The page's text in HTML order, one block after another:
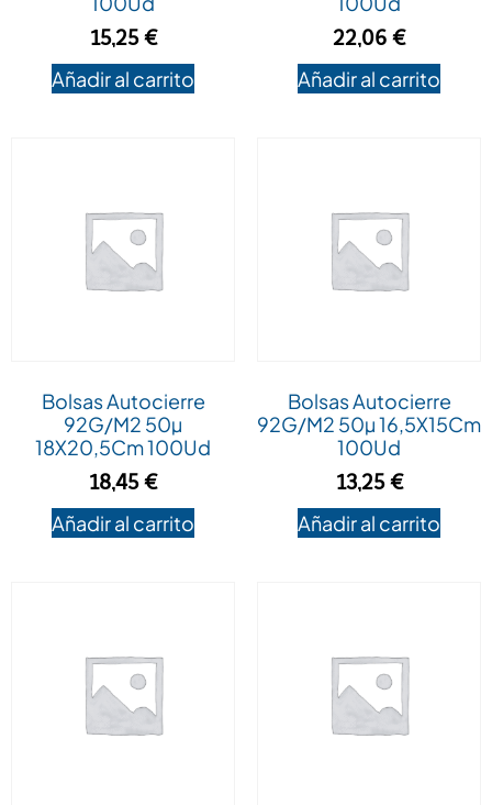
15,25€
Añadir al carrito
22,06 €
Añadir al carrito
Bolsas Autocierre
92G/M2 50µ
18X20,5Cm 100Ud
18,45€
Añadir al carrito
Bolsas Autocierre
92G/M2 50µ 16,5X15Cm
100Ud
13,25€
Añadir al carrito